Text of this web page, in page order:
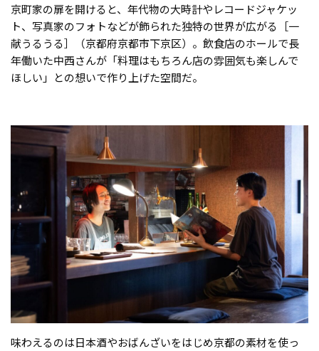
京町家の扉を開けると、年代物の大時計やレコードジャケッ
ト、写真家のフォトなどが飾られた独特の世界が広がる［一
献うるうる］（京都府京都市下京区）。飲食店のホールで長
年働いた中西さんが「料理はもちろん店の雰囲気も楽しんで
ほしい」との想いで作り上げた空間だ。
味わえるのは日本酒やおばんざいをはじめ京都の素材を使っ